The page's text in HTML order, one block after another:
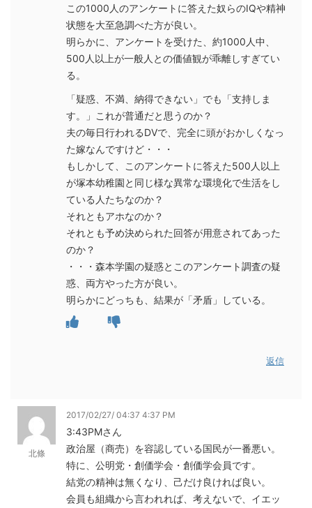
この1000人のアンケートに答えた奴らのIQや精神
状態を大至急調べた方が良い。
明らかに、アンケートを受けた、約1000人中、
500人以上が一般人との価値観が乖離しすぎてい
る。
「疑惑、不満、納得できない」でも「支持しま
す。」これが普通だと思うのか？
夫の毎日行われるDVで、完全に頭がおかしくなっ
た嫁なんですけど・・・
もしかして、このアンケートに答えた500人以上
が塚本幼稚園と同じ様な異常な環境化で生活をし
ている人たちなのか？
それともアホなのか？
それとも予め決められた回答が用意されてあった
のか？
・・・森本学園の疑惑とこのアンケート調査の疑
惑、両方やった方が良い。
明らかにどっちも、結果が「矛盾」している。
返信
北條
2017/02/27/ 04:37 4:37 PM
3:43PMさん
政治屋（商売）を容認している国民が一番悪い。
特に、公明党・創価学会・創価学会員です。
結党の精神は無くなり、己だけ良ければ良い。
会員も組織から言われれば、考えないで、イエッ